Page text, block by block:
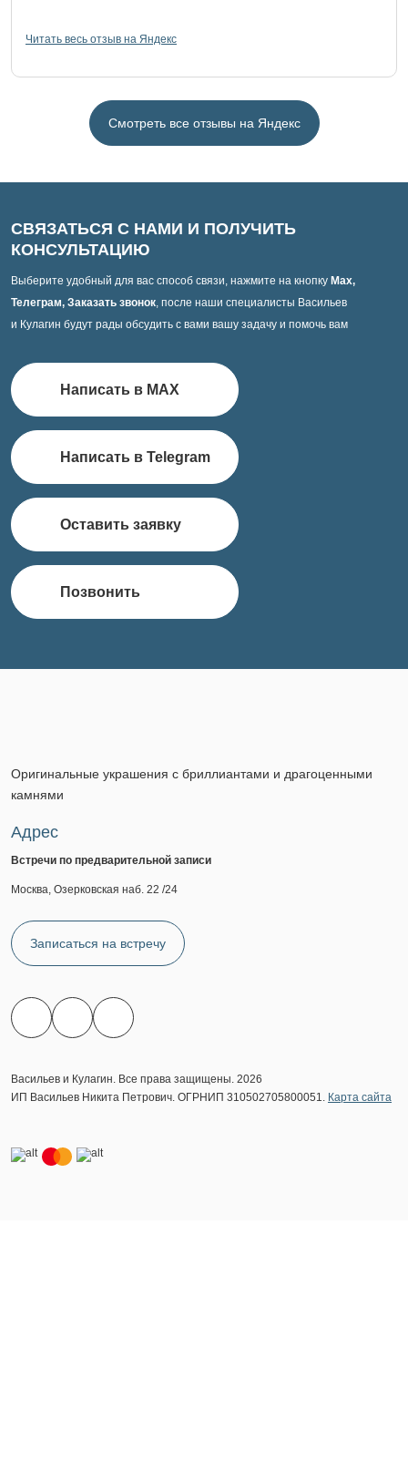
Читать весь отзыв на Яндекс
Смотреть все отзывы на Яндекс
СВЯЗАТЬСЯ С НАМИ И ПОЛУЧИТЬ
КОНСУЛЬТАЦИЮ
Выберите удобный для вас способ связи, нажмите на кнопку Max,
Телеграм, Заказать звонок, после наши специалисты Васильев
и Кулагин будут рады обсудить с вами вашу задачу и помочь вам
Написать в MAX
Написать в Telegram
Оставить заявку
Позвонить
Оригинальные украшения с бриллиантами и драгоценными
камнями
Адрес
Встречи по предварительной записи
Москва, Озерковская наб. 22 /24
Записаться на встречу
Васильев и Кулагин. Все права защищены. 2026
ИП Васильев Никита Петрович. ОГРНИП 310502705800051. Карта сайта